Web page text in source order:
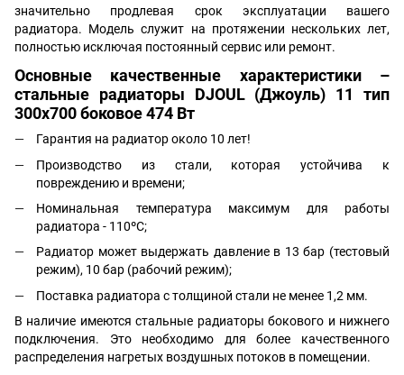
значительно продлевая срок эксплуатации вашего
радиатора. Модель служит на протяжении нескольких лет,
полностью исключая постоянный сервис или ремонт.
Основные качественные характеристики –
стальные радиаторы DJOUL (Джоуль) 11 тип
300х700 боковое 474 Вт
Гарантия на радиатор около 10 лет!
Производство из стали, которая устойчива к
повреждению и времени;
Номинальная температура максимум для работы
радиатора - 110ºС;
Радиатор может выдержать давление в 13 бар (тестовый
режим), 10 бар (рабочий режим);
Поставка радиатора с толщиной стали не менее 1,2 мм.
В наличие имеются стальные радиаторы бокового и нижнего
подключения. Это необходимо для более качественного
распределения нагретых воздушных потоков в помещении.